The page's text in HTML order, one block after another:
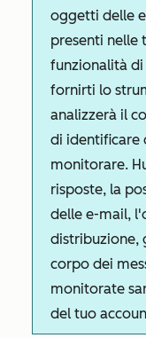
oggetti delle
presenti nelle
funzionalità
fornirti lo
analizzerà il
di identificare
monitorare.
risposte, la
delle e-mail,
distribuzione,
corpo dei
monitorate
del tuo